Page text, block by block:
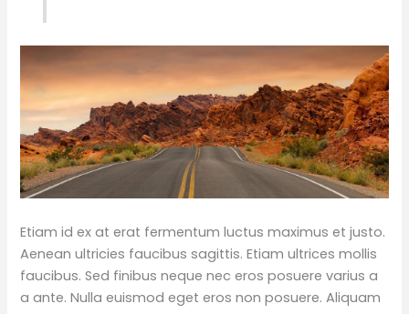
Etiam id ex at erat fermentum luctus maximus et justo.
Aenean ultricies faucibus sagittis. Etiam ultrices mollis
faucibus. Sed finibus neque nec eros posuere varius a
a ante. Nulla euismod eget eros non posuere. Aliquam